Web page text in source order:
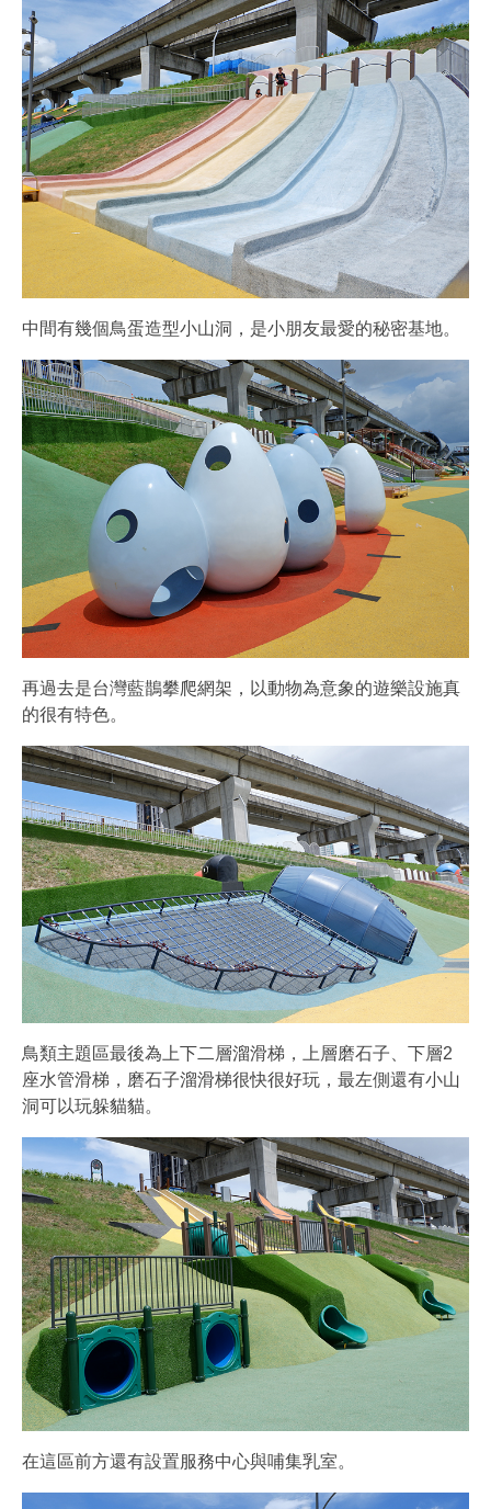
中間有幾個鳥蛋造型小山洞，是小朋友最愛的秘密基地。
再過去是台灣藍鵲攀爬網架，以動物為意象的遊樂設施真
的很有特色。
鳥類主題區最後為上下二層溜滑梯，上層磨石子、下層2
座水管滑梯，磨石子溜滑梯很快很好玩，最左側還有小山
洞可以玩躲貓貓。
在這區前方還有設置服務中心與哺集乳室。